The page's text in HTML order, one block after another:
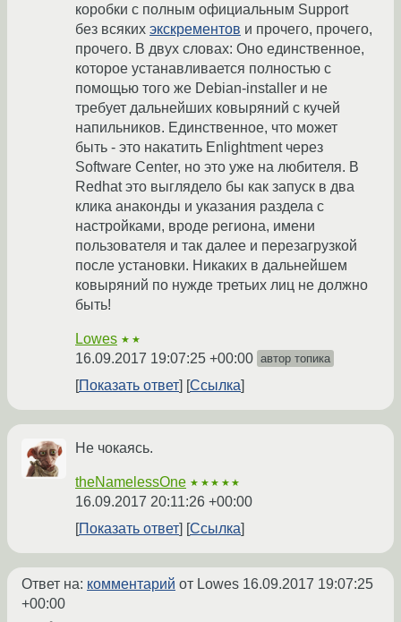
коробки с полным официальным Support
без всяких экскрементов и прочего, прочего,
прочего. В двух словах: Оно единственное,
которое устанавливается полностью с
помощью того же Debian-installer и не
требует дальнейших ковыряний с кучей
напильников. Единственное, что может
быть - это накатить Enlightment через
Software Center, но это уже на любителя. В
Redhat это выглядело бы как запуск в два
клика анаконды и указания раздела с
настройками, вроде региона, имени
пользователя и так далее и перезагрузкой
после установки. Никаких в дальнейшем
ковыряний по нужде третьих лиц не должно
быть!
Lowes ★★
16.09.2017 19:07:25 +00:00 автор топика
Показать ответ Ссылка
Не чокаясь.
theNamelessOne ★★★★★
16.09.2017 20:11:26 +00:00
Показать ответ
Ссылка
Ответ на: комментарий от Lowes 16.09.2017 19:07:25
+00:00